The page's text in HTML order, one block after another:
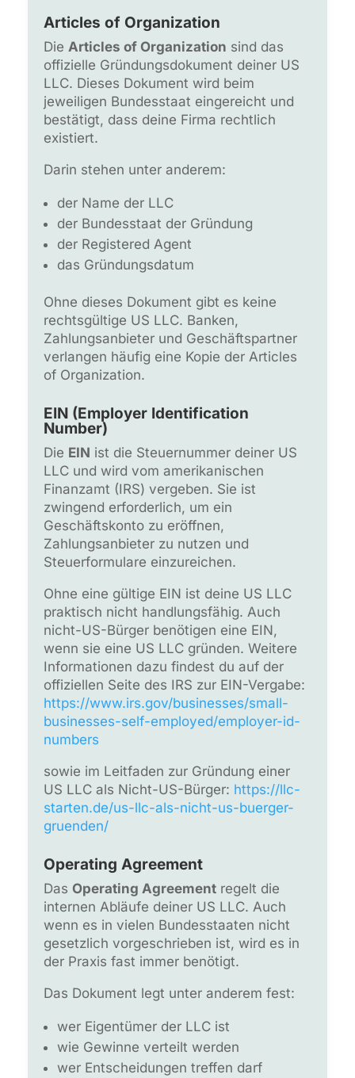
Articles of Organization
Die Articles of Organization sind das
offizielle Gründungsdokument deiner US
LLC. Dieses Dokument wird beim
jeweiligen Bundesstaat eingereicht und
bestätigt, dass deine Firma rechtlich
existiert.
Darin stehen unter anderem:
der Name der LLC
der Bundesstaat der Gründung
der Registered Agent
das Gründungsdatum
Ohne dieses Dokument gibt es keine
rechtsgültige US LLC. Banken,
Zahlungsanbieter und Geschäftspartner
verlangen häufig eine Kopie der Articles
of Organization.
EIN (Employer Identification
Number)
Die EIN ist die Steuernummer deiner US
LLC und wird vom amerikanischen
Finanzamt (IRS) vergeben. Sie ist
zwingend erforderlich, um ein
Geschäftskonto zu eröffnen,
Zahlungsanbieter zu nutzen und
Steuerformulare einzureichen.
Ohne eine gültige EIN ist deine US LLC
praktisch nicht handlungsfähig. Auch
nicht-US-Bürger benötigen eine EIN,
wenn sie eine US LLC gründen. Weitere
Informationen dazu findest du auf der
offiziellen Seite des IRS zur EIN-Vergabe:
https://www.irs.gov/businesses/small-
businesses-self-employed/employer-id-
numbers
sowie im Leitfaden zur Gründung einer
US LLC als Nicht-US-Bürger: https://llc-
starten.de/us-llc-als-nicht-us-buerger-
gruenden/
Operating Agreement
Das Operating Agreementregelt die
internen Abläufe deiner US LLC. Auch
wenn es in vielen Bundesstaaten nicht
gesetzlich vorgeschrieben ist, wird es in
der Praxis fast immer benötigt.
Das Dokument legt unter anderem fest:
wer Eigentümer der LLC ist
wie Gewinne verteilt werden
wer Entscheidungen treffen darf